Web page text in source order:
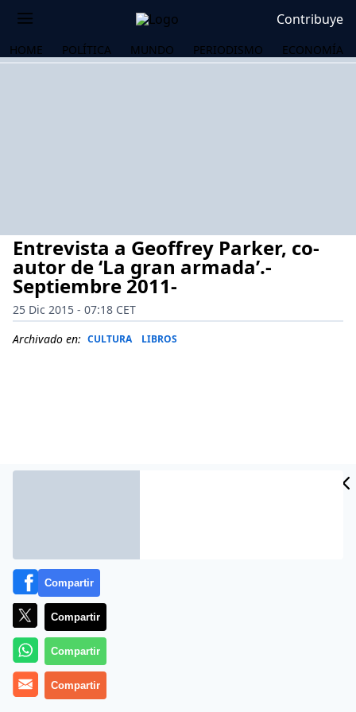
Contribuye
HOME POLÍTICA MUNDO PERIODISMO ECONOMÍA
Entrevista a Geoffrey Parker, co-
autor de ‘La gran armada’.-
Septiembre 2011-
25 Dic 2015 - 07:18 CET
Archivado en: CULTURA LIBROS
Compartir
Compartir
Compartir
Compartir